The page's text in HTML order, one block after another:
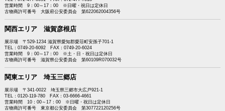
営業時間 9：00～17：00 ※日曜・祝日は定休日
古物商許可番号 大阪府公安委員会 第622062004356号
関西エリア 滋賀彦根店
展示場 〒529-1234 滋賀県愛知郡愛荘町安孫子701-1
TEL：0749-20-6092 FAX：0749-20-6024
営業時間 9：00～17：00 ※土・日・祝日は定休日
古物商許可番号 滋賀県公安委員会 第60109R070032号
関東エリア 埼玉三郷店
展示場 〒341-0022 埼玉県三郷市大広戸921-1
TEL：0120-119-780 FAX：03-6666-4661
営業時間 10：00～17：00 ※日曜・祝日は定休日
古物商許可番号 東京都公安委員会 第307722120256号